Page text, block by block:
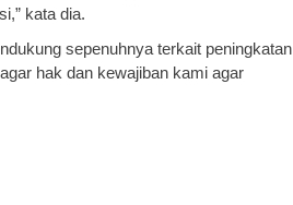
kata dia.
sepenuhnya terkait peningkatan
hak dan kewajiban kami agar